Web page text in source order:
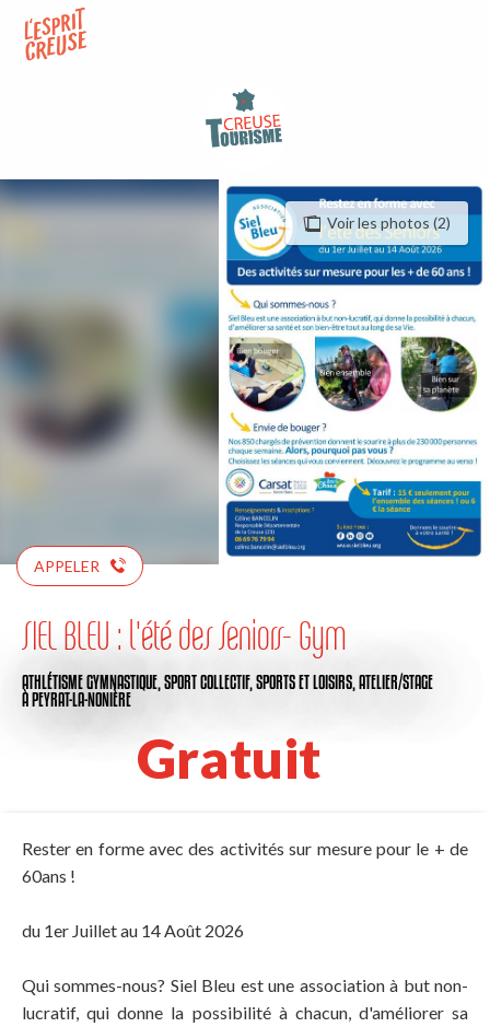
contenu
Voir les photos (2)
APPELER
SIEL BLEU : l'été des Seniors- Gym
ATHLÉTISME GYMNASTIQUE, SPORT COLLECTIF, SPORTS ET LOISIRS, ATELIER/STAGE
À PEYRAT-LA-NONIÈRE
Gratuit
Rester en forme avec des activités sur mesure pour le + de
60ans !
du 1er Juillet au 14 Août 2026
Qui sommes-nous? Siel Bleu est une association à but non-
lucratif, qui donne la possibilité à chacun, d'améliorer sa